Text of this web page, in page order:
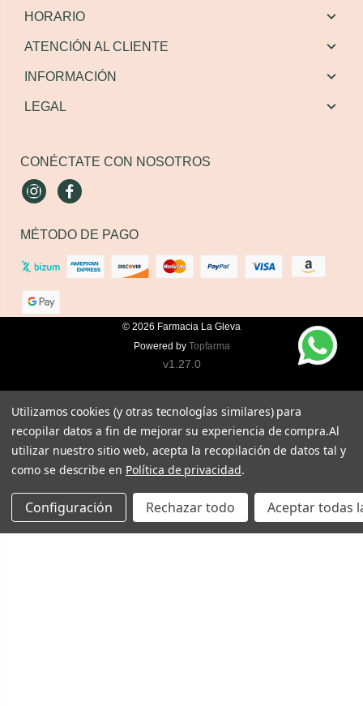
HORARIO
ATENCIÓN AL CLIENTE
INFORMACIÓN
LEGAL
CONÉCTATE CON NOSOTROS
InstagramFacebook
MÉTODO DE PAGO
© 2026 Farmacia La Gleva
Powered by Topfarma
v1.27.0
Utilizamos cookies (y otras tecnologías similares) para
recopilar datos a fin de mejorar su experiencia de compra.Al
utilizar nuestro sitio web, acepta la recopilación de datos tal y
como se describe en Política de privacidad.
Configuración Rechazar todo Aceptar todas